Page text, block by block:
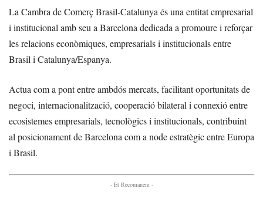
La Cambra de Comerç Brasil-Catalunya és una entitat empresarial
i institucional amb seu a Barcelona dedicada a promoure i reforçar
les relacions econòmiques, empresarials i institucionals entre
Brasil i Catalunya/Espanya.
Actua com a pont entre ambdós mercats, facilitant oportunitats de
negoci, internacionalització, cooperació bilateral i connexió entre
ecosistemes empresarials, tecnològics i institucionals, contribuint
al posicionament de Barcelona com a node estratègic entre Europa
i Brasil.
- Et Recomanem -